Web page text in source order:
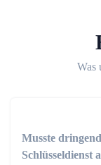
Was
Musste
Schlüsseldienst